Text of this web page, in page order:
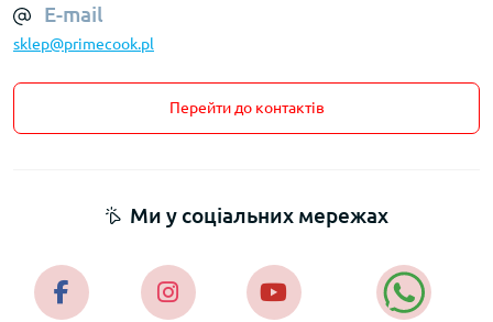
E-mail
sklep@primecook.pl
Перейти до контактів
Ми у соціальних мережах